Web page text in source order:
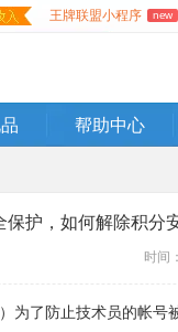
王牌联盟小程序 new
帮助中心
保护，如何解除积分
时间
为了防止技术员的帐